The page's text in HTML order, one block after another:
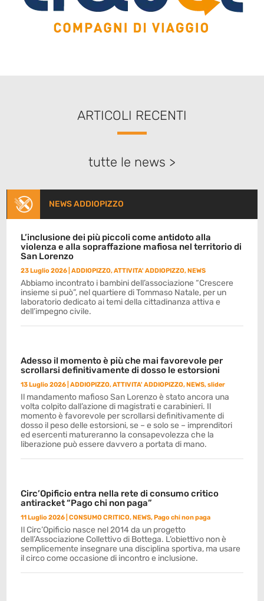
ARTICOLI RECENTI
tutte le news >
NEWS ADDIOPIZZO
L’inclusione dei più piccoli come antidoto alla
violenza e alla sopraffazione mafiosa nel territorio di
San Lorenzo
23 Luglio 2026 |ADDIOPIZZO,ATTIVITA' ADDIOPIZZO,NEWS
Abbiamo incontrato i bambini dell’associazione “Crescere
insieme si può”, nel quartiere di Tommaso Natale, per un
laboratorio dedicato ai temi della cittadinanza attiva e
dell’impegno civile.
Adesso il momento è più che mai favorevole per
scrollarsi definitivamente di dosso le estorsioni
13 Luglio 2026 |ADDIOPIZZO,ATTIVITA' ADDIOPIZZO,NEWS,slider
Il mandamento mafioso San Lorenzo è stato ancora una
volta colpito dall’azione di magistrati e carabinieri. Il
momento è favorevole per scrollarsi definitivamente di
dosso il peso delle estorsioni, se – e solo se – imprenditori
ed esercenti matureranno la consapevolezza che la
liberazione può essere davvero a portata di mano.
Circ’Opificio entra nella rete di consumo critico
antiracket “Pago chi non paga”
11 Luglio 2026 |CONSUMO CRITICO,NEWS,Pago chi non paga
Il Circ’Opificio nasce nel 2014 da un progetto
dell’Associazione Collettivo di Bottega. L’obiettivo non è
semplicemente insegnare una disciplina sportiva, ma usare
il circo come occasione di incontro e inclusione.